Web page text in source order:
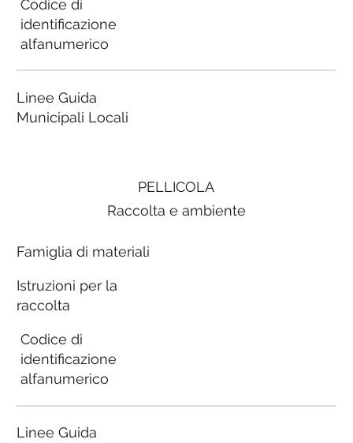
PELLICOLA
Raccolta e ambiente
Famiglia di materiali
Istruzioni per la
raccolta
Codice di
identificazione
alfanumerico
Linee Guida
Codice di
identificazione
alfanumerico
Linee Guida
Municipali Locali